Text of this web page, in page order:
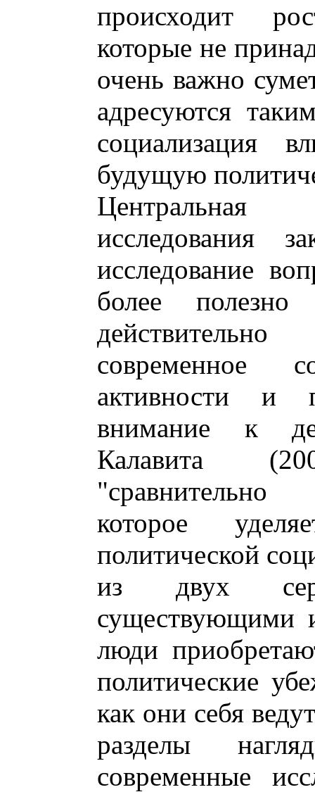
происходит
которые не
очень важно
адресуются
социализация
будущую
исследования
исследование
более
современное
активности и
внимание к
Калавита
которое
политической
из двух
существующими
люди
политические
как они себя
разделы
современные